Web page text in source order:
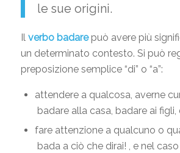
le sue origini.
Il verbo badare può avere più
un determinato contesto. Si può
preposizione semplice “di” o “a”:
attendere a qualcosa, averne
badare alla casa, badare ai figli,
fare attenzione a qualcuno o
bada a ciò che dirai! , e nel